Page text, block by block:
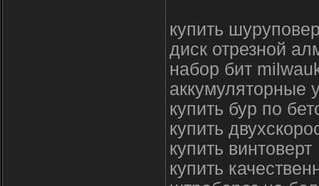
купить
диск отрезной
набор бит
аккумуляторные
купить бур по
купить
купить винтоверт
купить